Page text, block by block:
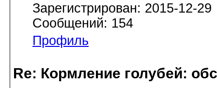
Зарегистрирован: 2015-12-29
Сообщений: 154
Профиль
Re: Кормление голубей: